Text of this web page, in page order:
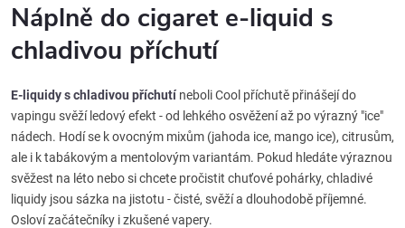
Náplně do cigaret e-liquid s
chladivou příchutí
E-liquidy s chladivou příchutí neboli Cool příchutě přinášejí do
vapingu svěží ledový efekt - od lehkého osvěžení až po výrazný "ice"
nádech. Hodí se k ovocným mixům (jahoda ice, mango ice), citrusům,
ale i k tabákovým a mentolovým variantám. Pokud hledáte výraznou
svěžest na léto nebo si chcete pročistit chuťové pohárky, chladivé
liquidy jsou sázka na jistotu - čisté, svěží a dlouhodobě příjemné.
Osloví začátečníky i zkušené vapery.